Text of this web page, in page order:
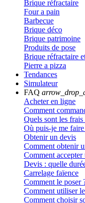
Brique réfractaire
Four a pain
Barbecue
Brique déco
Brique patrimoine
Produits de pose
Brique réfractaire
Pierre a pizza
Tendances
Simulateur
FAQ
Acheter en ligne
Comment
Quels sont les frais
Où puis-je me
Obtenir un devis
Comment obtenir
Comment accepter
Devis : quelle
Carrelage faïence
Comment le poser
Comment utiliser
Comment choisir